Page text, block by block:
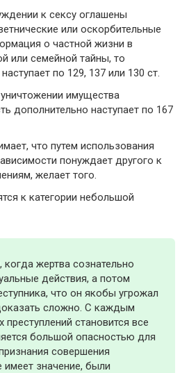
к сексу оглашены
или оскорбительные
о частной жизни в
или семейной тайны, то
по 129, 137 или 130 ст.
имущества
дополнительно наступает по 167
что путем использования
понуждает другого к
желает того.
к категории небольшой
когда жертва сознательно
действия, а потом
что он якобы угрожал
сложно. С каждым
становится все
большой опасностью для
совершения
имеет значение, были